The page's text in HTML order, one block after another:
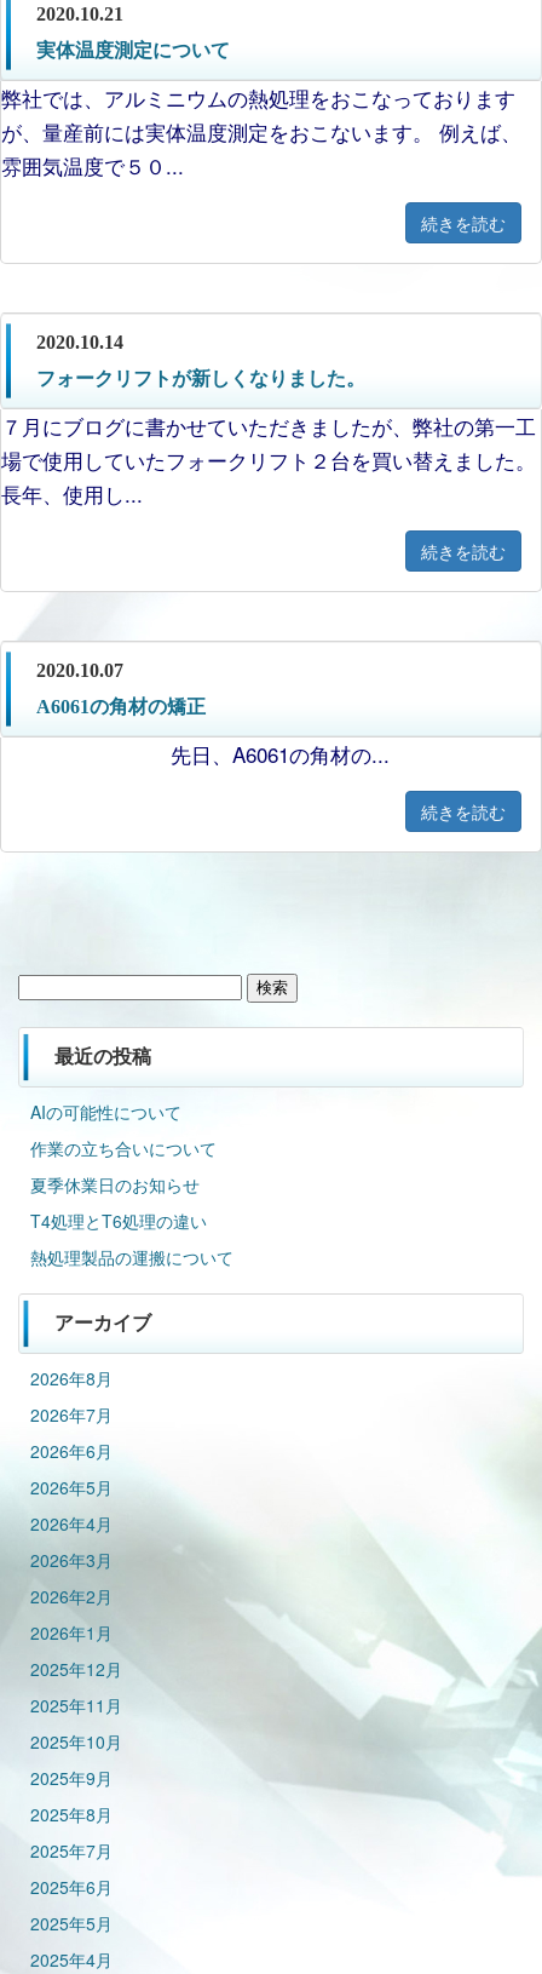
2020.10.21
実体温度測定について
弊社では、アルミニウムの熱処理をおこなっております
が、量産前には実体温度測定をおこないます。 例えば、
雰囲気温度で５０...
続きを読む
2020.10.14
フォークリフトが新しくなりました。
７月にブログに書かせていただきましたが、弊社の第一工
場で使用していたフォークリフト２台を買い替えました。
長年、使用し...
続きを読む
2020.10.07
A6061の角材の矯正
先日、A6061の角材の...
続きを読む
最近の投稿
AIの可能性について
作業の立ち合いについて
夏季休業日のお知らせ
T4処理とT6処理の違い
熱処理製品の運搬について
アーカイブ
2026年8月
2026年7月
2026年6月
2026年5月
2026年4月
2026年3月
2026年2月
2026年1月
2025年12月
2025年11月
2025年10月
2025年9月
2025年8月
2025年7月
2025年6月
2025年5月
2025年4月